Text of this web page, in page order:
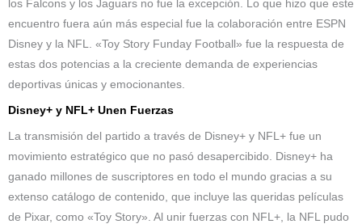
los Falcons y los Jaguars no fue la excepción. Lo que hizo que este
encuentro fuera aún más especial fue la colaboración entre ESPN
Disney y la NFL. «Toy Story Funday Football» fue la respuesta de
estas dos potencias a la creciente demanda de experiencias
deportivas únicas y emocionantes.
Disney+ y NFL+ Unen Fuerzas
La transmisión del partido a través de Disney+ y NFL+ fue un
movimiento estratégico que no pasó desapercibido. Disney+ ha
ganado millones de suscriptores en todo el mundo gracias a su
extenso catálogo de contenido, que incluye las queridas películas
de Pixar, como «Toy Story». Al unir fuerzas con NFL+, la NFL pudo